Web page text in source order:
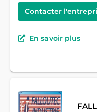
Contacter
En savoir plus